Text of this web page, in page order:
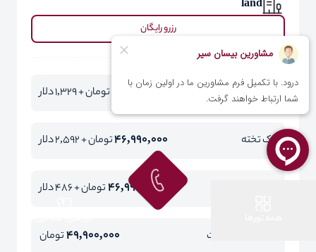
land
رزرو رایگان
دو تخته 46,990,000 تومان + 1,329 دلار
یک تخته 46,990,000تومان + 2,592 دلار
46,990,000تومان + 486 دلار
کودک بدون تخت 49,900,000تومان